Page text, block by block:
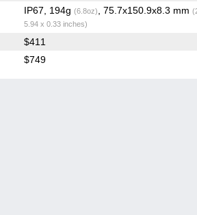
IP67, 194g (6.8oz) , 75.7x150.9x8.3 mm
5.94 x 0.33 inches)
$411
$749